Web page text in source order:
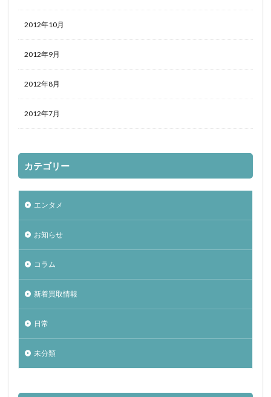
2012年10月
2012年9月
2012年8月
2012年7月
カテゴリー
エンタメ
お知らせ
コラム
新着買取情報
日常
未分類